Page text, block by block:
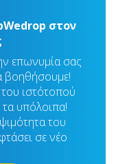
στον
επωνυμία σας
βοηθήσουμε!
ιστότοπού
υπόλοιπα!
του
σε νέο